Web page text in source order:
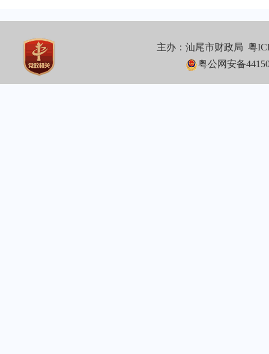
主办：汕尾市财政局粤
粤公网安备